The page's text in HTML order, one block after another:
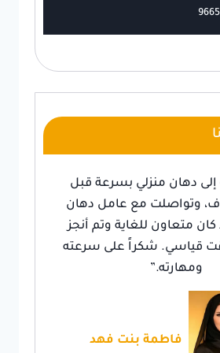
إلى دهان منزلي بسرعة قبل
وتواصلت مع عامل دهان
متعاون للغاية وتم أنجز
قياسي. شكراً على سرعته
ومهارته.”
فاطمة بنت فهد